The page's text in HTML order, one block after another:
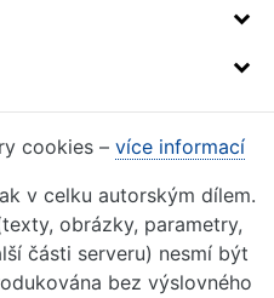
cookies – více informací
v celku autorským dílem.
obrázky, parametry,
části serveru) nesmí být
bez výslovného